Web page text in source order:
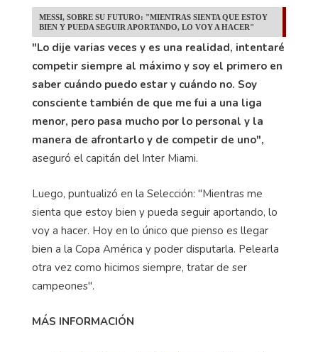
MESSI, SOBRE SU FUTURO: "MIENTRAS SIENTA QUE ESTOY
BIEN Y PUEDA SEGUIR APORTANDO, LO VOY A HACER"
"Lo dije varias veces y es una realidad, intentaré
competir siempre al máximo y soy el primero en
saber cuándo puedo estar y cuándo no. Soy
consciente también de que me fui a una liga
menor, pero pasa mucho por lo personal y la
manera de afrontarlo y de competir de uno",
aseguró el capitán del Inter Miami.
Luego, puntualizó en la Selección: "Mientras me
sienta que estoy bien y pueda seguir aportando, lo
voy a hacer. Hoy en lo único que pienso es llegar
bien a la Copa América y poder disputarla. Pelearla
otra vez como hicimos siempre, tratar de ser
campeones".
MÁS INFORMACIÓN